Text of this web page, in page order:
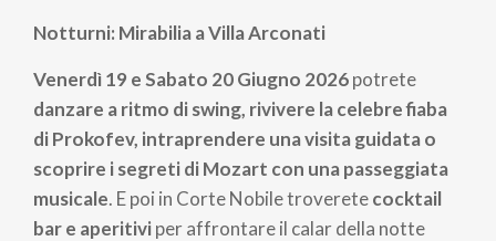
di
pane
Notturni: Mirabilia a Villa Arconati
Venerdì 19 e Sabato 20 Giugno 2026potrete
danzare a ritmo di swing, rivivere la celebre fiaba
di Prokofev, intraprendere una visita guidata o
scoprire i segreti di Mozart con una passeggiata
musicale. E poi in Corte Nobile troveretecocktail
bar e aperitiviper affrontare il calar della notte